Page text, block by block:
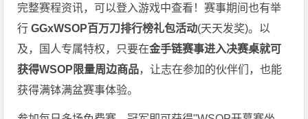
完整赛程资讯，可以登入游戏中查看！赛事期间也有举
行 GGxWSOP百万刀排行榜礼包活动(天天发奖)。以
及，国人专属特权，只要在金手链赛事进入决赛桌就可
获得WSOP限量周边商品，让志在参加的伙伴们，也能
获得满钵满盆赛事体验。